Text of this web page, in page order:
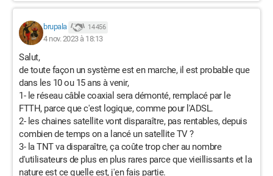
brupala 14 456
4 nov. 2023 à 18:13
Salut,
de toute façon un système est en marche, il est probable que
dans les 10 ou 15 ans à venir,
1- le réseau câble coaxial sera démonté, remplacé par le
FTTH, parce que c'est logique, comme pour l'ADSL.
2- les chaines satellite vont disparaître, pas rentables, depuis
combien de temps on a lancé un satellite TV ?
3- la TNT va disparaître, ça coûte trop cher au nombre
d'utilisateurs de plus en plus rares parce que vieillissants et la
nature est ce quelle est, j'en fais partie.